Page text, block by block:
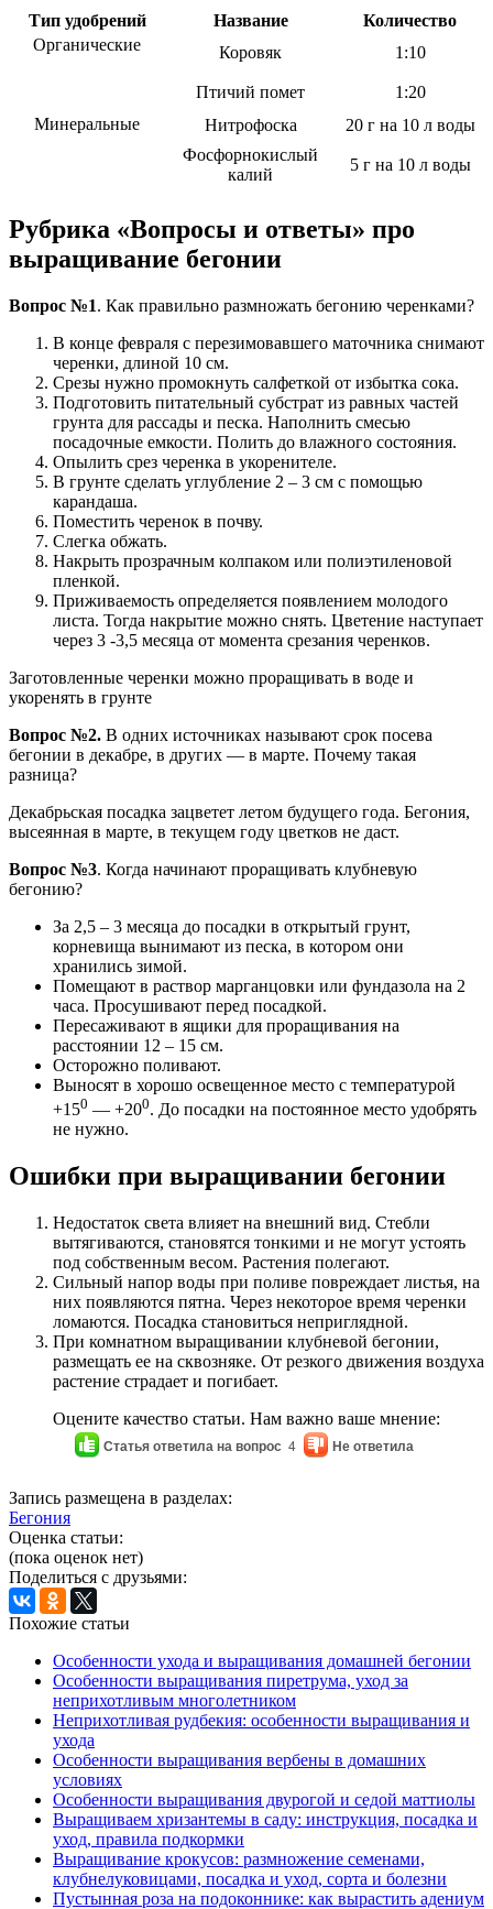
Тип удобрений Название
Количество
Органические
Коровяк 1:10
Птичий помет
1:20
Минеральные
Нитрофоска
20 г на 10 л воды
Фосфорнокислый
калий
5 г на 10 л воды
Рубрика «Вопросы и ответы» про
выращивание бегонии
Вопрос №1. Как правильно размножать бегонию черенками?
В конце февраля с перезимовавшего маточника снимают
черенки, длиной 10 см.
Срезы нужно промокнуть салфеткой от избытка сока.
Подготовить питательный субстрат из равных частей
грунта для рассады и песка. Наполнить смесью
посадочные емкости. Полить до влажного состояния.
Опылить срез черенка в укоренителе.
В грунте сделать углубление 2 – 3 см с помощью
карандаша.
Поместить черенок в почву.
Слегка обжать.
Накрыть прозрачным колпаком или полиэтиленовой
пленкой.
Приживаемость определяется появлением молодого
листа. Тогда накрытие можно снять. Цветение наступает
через 3 -3,5 месяца от момента срезания черенков.
Заготовленные черенки можно проращивать в воде и
укоренять в грунте
Вопрос №2. В одних источниках называют срок посева
бегонии в декабре, в других — в марте. Почему такая
разница?
Декабрьская посадка зацветет летом будущего года. Бегония,
высеянная в марте, в текущем году цветков не даст.
Вопрос №3. Когда начинают проращивать клубневую
бегонию?
За 2,5 – 3 месяца до посадки в открытый грунт,
корневища вынимают из песка, в котором они
хранились зимой.
Помещают в раствор марганцовки или фундазола на 2
часа. Просушивают перед посадкой.
Пересаживают в ящики для проращивания на
расстоянии 12 – 15 см.
Осторожно поливают.
Выносят в хорошо освещенное место с температурой
+150 — +200. До посадки на постоянное место удобрять
не нужно.
Ошибки при выращивании бегонии
Недостаток света влияет на внешний вид. Стебли
вытягиваются, становятся тонкими и не могут устоять
под собственным весом. Растения полегают.
Сильный напор воды при поливе повреждает листья, на
них появляются пятна. Через некоторое время черенки
ломаются. Посадка становиться неприглядной.
При комнатном выращивании клубневой бегонии,
размещать ее на сквозняке. От резкого движения воздуха
растение страдает и погибает.
Оцените качество статьи. Нам важно ваше мнение:
Статья ответила на вопрос 4 Не ответила
Запись размещена в разделах:
Бегония
Оценка статьи:
(пока оценок нет)
Поделиться с друзьями:
Похожие статьи
Особенности ухода и выращивания домашней бегонии
Особенности выращивания пиретрума, уход за
неприхотливым многолетником
Неприхотливая рудбекия: особенности выращивания и
ухода
Особенности выращивания вербены в домашних
условиях
Особенности выращивания двурогой и седой маттиолы
Выращиваем хризантемы в саду: инструкция, посадка и
уход, правила подкормки
Выращивание крокусов: размножение семенами,
клубнелуковицами, посадка и уход, сорта и болезни
Пустынная роза на подоконнике: как вырастить адениум